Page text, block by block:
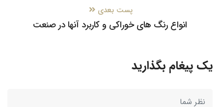
پست بعدی
انواع رنگ های خوراکی و کاربرد آنها در صنعت
یک پیغام بگذارید